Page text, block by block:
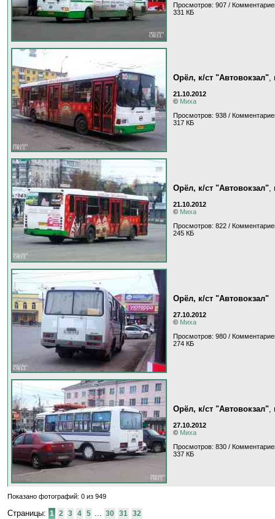
Просмотров: 907 /
331 КБ
Орёл, к/ст "Автовокзал"
21.10.2012
© Миха
Просмотров: 938 /
317 КБ
Орёл, к/ст "Автовокзал"
21.10.2012
© Миха
Просмотров: 822 /
245 КБ
Орёл, к/ст "Автовокзал"
27.10.2012
© Миха
Просмотров: 980 /
274 КБ
Орёл, к/ст "Автовокзал"
27.10.2012
© Миха
Просмотров: 830 /
337 КБ
Показано фотографий: 0 из 949
Страницы: 1 2 3 4 5 30 31 32